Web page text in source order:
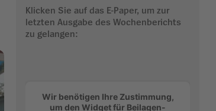
Klicken Sie auf das E-Paper, um zur
letzten Ausgabe des Wochenberichts
zu gelangen:
Wir benötigen Ihre Zustimmung,
um den Widget für Beilagen-